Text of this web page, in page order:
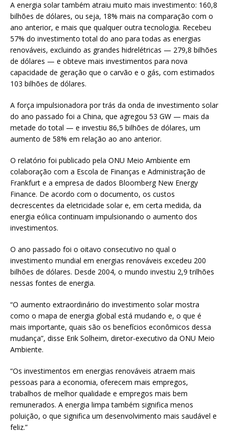
A energia solar também atraiu muito mais investimento: 160,8
bilhões de dólares, ou seja, 18% mais na comparação com o
ano anterior, e mais que qualquer outra tecnologia. Recebeu
57% do investimento total do ano para todas as energias
renováveis, excluindo as grandes hidrelétricas — 279,8 bilhões
de dólares — e obteve mais investimentos para nova
capacidade de geração que o carvão e o gás, com estimados
103 bilhões de dólares.
A força impulsionadora por trás da onda de investimento solar
do ano passado foi a China, que agregou 53 GW — mais da
metade do total — e investiu 86,5 bilhões de dólares, um
aumento de 58% em relação ao ano anterior.
O relatório foi publicado pela ONU Meio Ambiente em
colaboração com a Escola de Finanças e Administração de
Frankfurt e a empresa de dados Bloomberg New Energy
Finance. De acordo com o documento, os custos
decrescentes da eletricidade solar e, em certa medida, da
energia eólica continuam impulsionando o aumento dos
investimentos.
O ano passado foi o oitavo consecutivo no qual o
investimento mundial em energias renováveis excedeu 200
bilhões de dólares. Desde 2004, o mundo investiu 2,9 trilhões
nessas fontes de energia.
“O aumento extraordinário do investimento solar mostra
como o mapa de energia global está mudando e, o que é
mais importante, quais são os benefícios econômicos dessa
mudança”, disse Erik Solheim, diretor-executivo da ONU Meio
Ambiente.
“Os investimentos em energias renováveis atraem mais
pessoas para a economia, oferecem mais empregos,
trabalhos de melhor qualidade e empregos mais bem
remunerados. A energia limpa também significa menos
poluição, o que significa um desenvolvimento mais saudável e
feliz.”